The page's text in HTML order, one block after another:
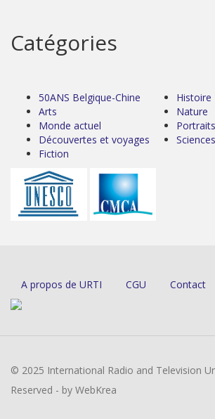
Catégories
50ANS Belgique-Chine
Arts
Monde actuel
Découvertes et voyages
Fiction
Histoire
Nature
Portraits
A propos de URTI CGU Contact
© 2025 International Radio and Television
Reserved - by WebKrea